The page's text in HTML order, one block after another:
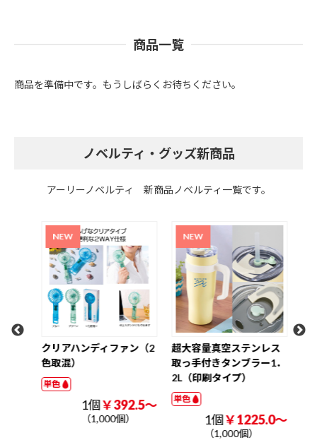
商品一覧
商品を準備中です。もうしばらくお待ちください。
ノベルティ・グッズ新商品
アーリーノベルティ 新商品ノベルティ一覧です。
クリアハンディファン（2
色取混）
単色
1個￥392.5～
（1,000個）
超大容量真空ステンレス
取っ手付きタンブラー1．
2L（印刷タイプ）
単色
1個￥1225.0～
（1,000個）